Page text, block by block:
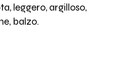
leggero, argilloso,
balzo.